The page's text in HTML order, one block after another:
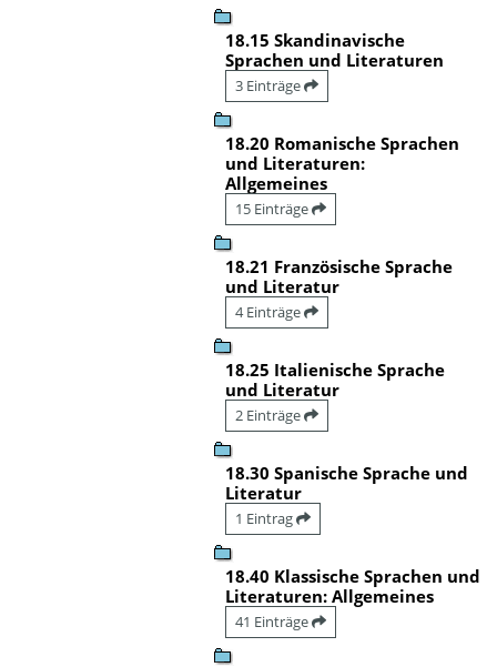
18.15 Skandinavische
Sprachen und Literaturen
3 Einträge
18.20 Romanische Sprachen
und Literaturen:
Allgemeines
15 Einträge
18.21 Französische Sprache
und Literatur
4 Einträge
18.25 Italienische Sprache
und Literatur
2 Einträge
18.30 Spanische Sprache und
Literatur
1 Eintrag
18.40 Klassische Sprachen und
Literaturen: Allgemeines
41 Einträge